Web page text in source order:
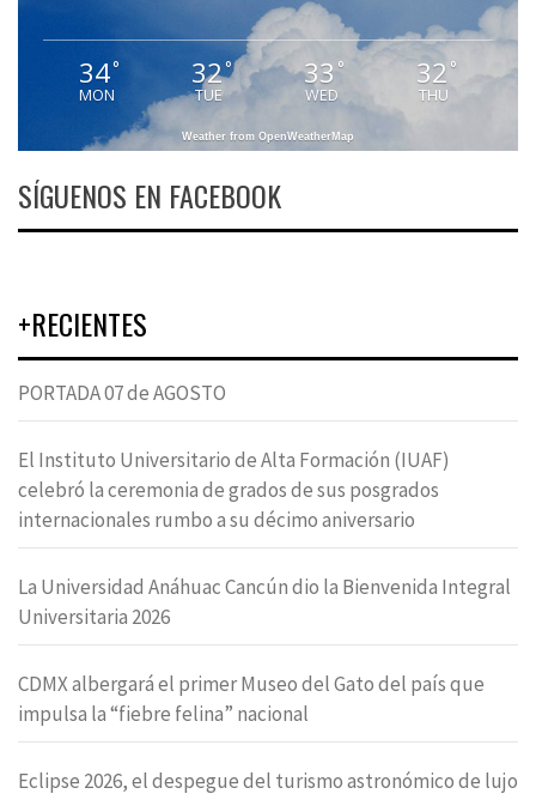
34°
MON
32°
TUE
33 °
WED
32 °
THU
Weather from OpenWeatherMap
SÍGUENOS EN FACEBOOK
+RECIENTES
PORTADA 07 de AGOSTO
El Instituto Universitario de Alta Formación (IUAF)
celebró la ceremonia de grados de sus posgrados
internacionales rumbo a su décimo aniversario
La Universidad Anáhuac Cancún dio la Bienvenida Integral
Universitaria 2026
CDMX albergará el primer Museo del Gato del país que
impulsa la “fiebre felina” nacional
Eclipse 2026, el despegue del turismo astronómico de lujo